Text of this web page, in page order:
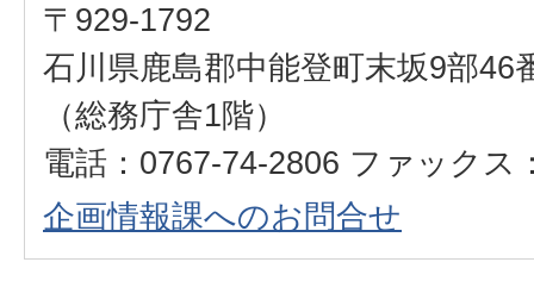
〒929-1792
石川県鹿島郡中能登町末坂9部46
（総務庁舎1階）
電話：0767-74-2806 ファックス
企画情報課へのお問合せ